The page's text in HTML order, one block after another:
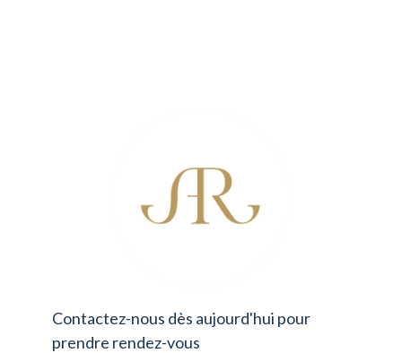
Contactez-nous dès aujourd'hui pour
prendre rendez-vous